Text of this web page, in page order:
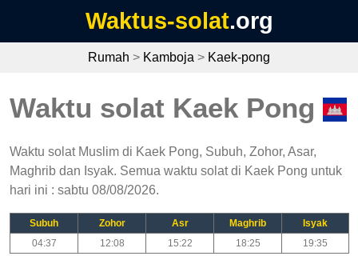
Waktus-solat.org
Rumah > Kamboja > Kaek-pong
Waktu solat Kaek Pong
Waktu solat Muslim di Kaek Pong, Subuh, Zohor, Asar,
Maghrib dan Isyak. Semua waktu solat di Kaek Pong untuk
hari ini : sabtu 08/08/2026.
Subuh Zohor Asr Maghrib
Isyak
04:37
12:08 15:22 18:25 19:35